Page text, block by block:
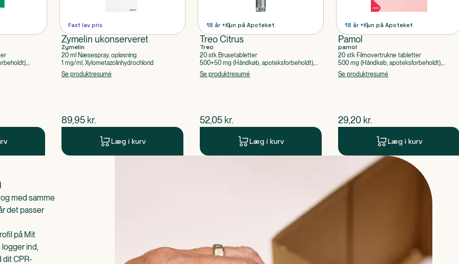
Fast lav pris
Zymelin ukonserveret
Zymelin
20 ml Næsespray, opløsning
1 mg/ml, Xylometazolinhydrochlorid
Se produktresumé
$nuværende pris
89,95 kr.
Læg i kurv
18 år +Kun på Apoteket
Treo Citrus
Treo
20 stk Brusetabletter
500+50 mg (Håndkøb, apoteksforbeholdt),
Acetylsalicylsyre, Caffein
Se produktresumé
$nuværende pris
52,05 kr.
Læg i kurv
18 år +Kun på Apoteket
Pamol
pamol
20 stk Filmovertrukne tabletter
500 mg (Håndkøb, apoteksforbeholdt),
Paracetamol
Se produktresumé
$nuværende pris
29,20 kr.
Læg i kurv
med samme
det passer
på Mit
ind,
dit CPR-